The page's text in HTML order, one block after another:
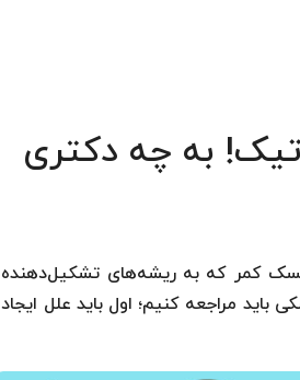
به چه دکتری
کمر که به ریشه‌های تشکیل‌دهنده
مراجعه کنیم؛ اول باید علل ایجاد